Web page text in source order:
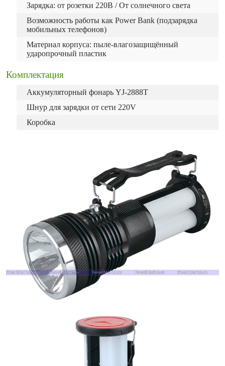
Зарядка: от розетки 220В / От солнечного света
Возможность работы как Power Bank (подзарядка
мобильных телефонов)
Материал корпуса: пыле-влагозащищённый
ударопрочный пластик
Комплектация
Аккумуляторный фонарь YJ-2888T
Шнур для зарядки от сети 220V
Коробка